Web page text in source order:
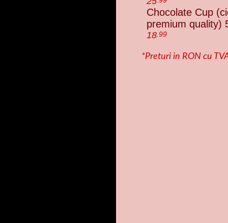
Chocolate Cup
premium quality)
18 .99
*Preturi in RON cu